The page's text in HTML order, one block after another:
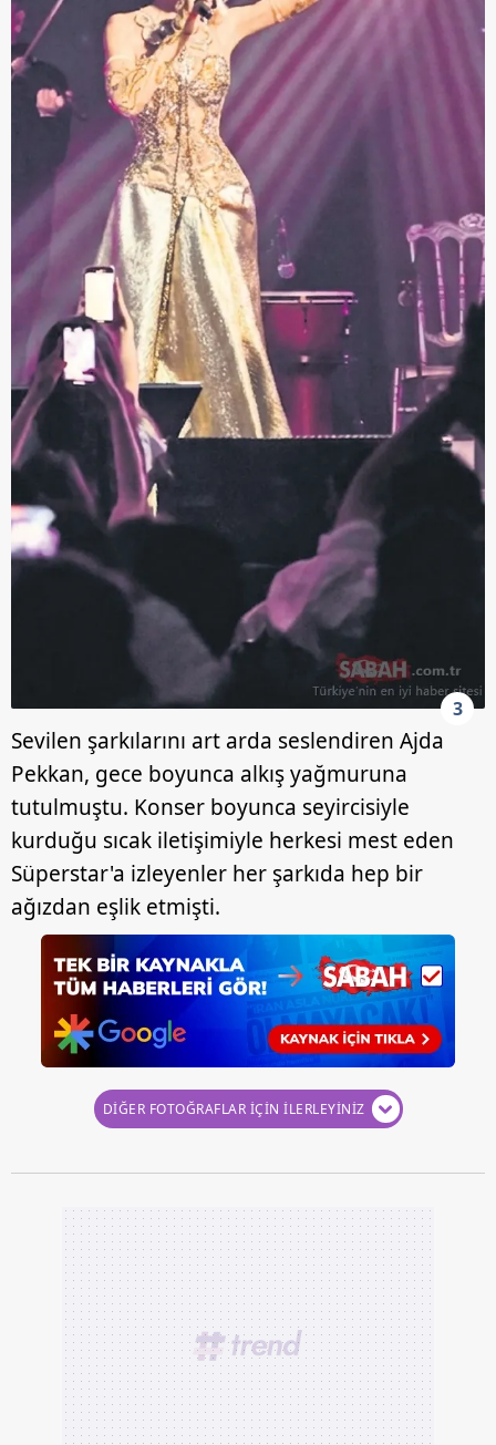
3
Sevilen şarkılarını art arda seslendiren Ajda
Pekkan, gece boyunca alkış yağmuruna
tutulmuştu. Konser boyunca seyircisiyle
kurduğu sıcak iletişimiyle herkesi mest eden
Süperstar'a izleyenler her şarkıda hep bir
ağızdan eşlik etmişti.
DİĞER FOTOĞRAFLAR İÇİN İLERLEYİNİZ